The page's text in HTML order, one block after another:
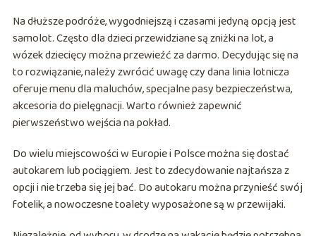
Na dłuższe podróże, wygodniejszą i czasami jedyną opcją jest
samolot. Często dla dzieci przewidziane są zniżki na lot, a
wózek dziecięcy można przewieźć za darmo. Decydując się na
to rozwiązanie, należy zwrócić uwagę czy dana linia lotnicza
oferuje menu dla maluchów, specjalne pasy bezpieczeństwa,
akcesoria do pielęgnacji. Warto również zapewnić
pierwszeństwo wejścia na pokład.
Do wielu miejscowości w Europie i Polsce można się dostać
autokarem lub pociągiem. Jest to zdecydowanie najtańsza z
opcji i nie trzeba się jej bać. Do autokaru można przynieść swój
fotelik, a nowoczesne toalety wyposażone są w przewijaki.